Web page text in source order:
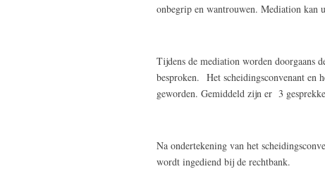
onbegrip en wantrouwen. Mediation kan
Tijdens de mediation worden doorgaans
besproken. Het scheidingsconvenant en
geworden. Gemiddeld zijn er 3
Na ondertekening van het
wordt ingediend bij de rechtbank.